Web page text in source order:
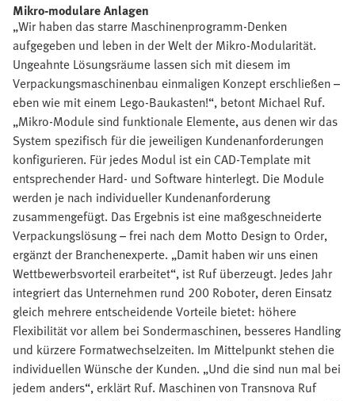
Mikro-modulare Anlagen
„Wir haben das starre Maschinenprogramm-Denken
aufgegeben und leben in der Welt der Mikro-Modularität.
Ungeahnte Lösungsräume lassen sich mit diesem im
Verpackungsmaschinenbau einmaligen Konzept erschließen –
eben wie mit einem Lego-Baukasten!“, betont Michael Ruf.
„Mikro-Module sind funktionale Elemente, aus denen wir das
System spezifisch für die jeweiligen Kundenanforderungen
konfigurieren. Für jedes Modul ist ein CAD-Template mit
entsprechender Hard- und Software hinterlegt. Die Module
werden je nach individueller Kundenanforderung
zusammengefügt. Das Ergebnis ist eine maßgeschneiderte
Verpackungslösung – frei nach dem Motto Design to Order,
ergänzt der Branchenexperte. „Damit haben wir uns einen
Wettbewerbsvorteil erarbeitet“, ist Ruf überzeugt. Jedes Jahr
integriert das Unternehmen rund 200 Roboter, deren Einsatz
gleich mehrere entscheidende Vorteile bietet: höhere
Flexibilität vor allem bei Sondermaschinen, besseres Handling
und kürzere Formatwechselzeiten. Im Mittelpunkt stehen die
individuellen Wünsche der Kunden. „Und die sind nun mal bei
jedem anders“, erklärt Ruf. Maschinen von Transnova Ruf